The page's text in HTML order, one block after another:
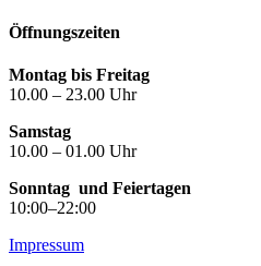
Öffnungszeiten
Montag bis Freitag
10.00 – 23.00 Uhr
Samstag
10.00 – 01.00 Uhr
Sonntag und Feiertagen
10:00–22:00
Impressum